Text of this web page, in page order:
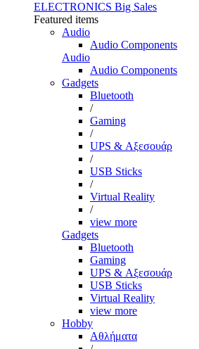
ELECTRONICS Big Sales
Featured items
Audio
Audio Components
Audio
Audio Components
Gadgets
Bluetooth
/
Gaming
/
UPS & Αξεσουάρ
/
USB Sticks
/
Virtual Reality
/
view more
Gadgets
Bluetooth
Gaming
UPS & Αξεσουάρ
USB Sticks
Virtual Reality
view more
Hobby
Αθλήματα